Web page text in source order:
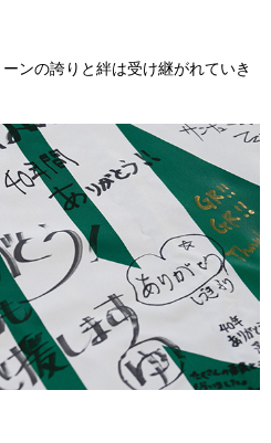
ンの誇りと絆は受け継がれていき